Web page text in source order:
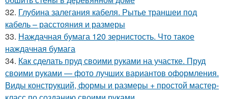
32. Глубина залегания кабеля. Рытье траншеи под
кабель – расстояния и размеры
33. Наждачная бумага 120 зернистость. Что такое
наждачная бумага
34. Как сделать пруд своими руками на участке. Пруд
своими руками — фото лучших вариантов оформления.
Виды конструкций, формы и размеры + простой мастер-